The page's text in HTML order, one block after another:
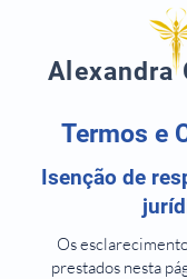
Alexandra
Termos e
Isenção de
Os
prestados nesta